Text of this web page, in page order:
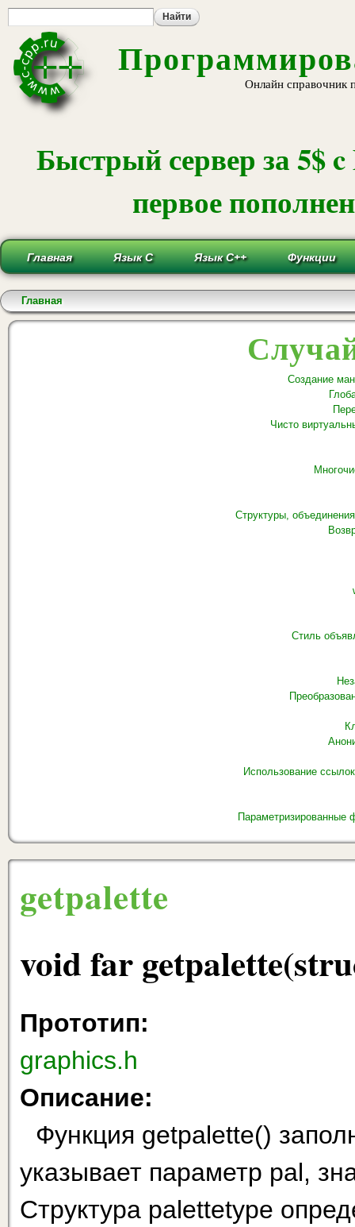
Онлайн справочник
Быстрый сервер за 5$
первое
Главная Язык С Язык С++ Функции
Вы здесь
Главная
Создание
Чисто
Структуры,
Стиль
Использование
Параметризированные
getpalette
void far
Прототип:
graphics.h
Описание:
Функция getpalette()
указывает параметр pal,
Структура palettetype